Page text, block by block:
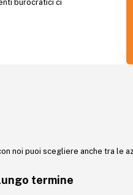
burocratici ci
noi puoi scegliere anche tra le
termine